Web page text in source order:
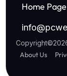
Home Page
info@
Copyright©
About Us